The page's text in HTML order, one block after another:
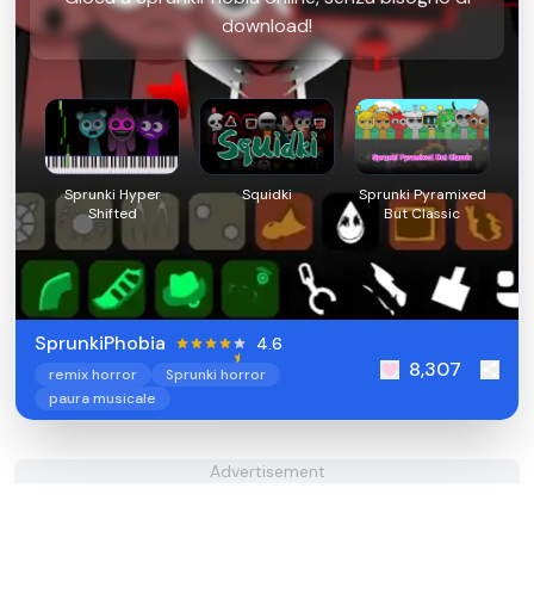
download!
Sprunki Hyper
Shifted
Squidki
Sprunki Pyramixed
But Classic
SprunkiPhobia 4.6
remix horror
Sprunki horror
paura musicale
8,307
Advertisement